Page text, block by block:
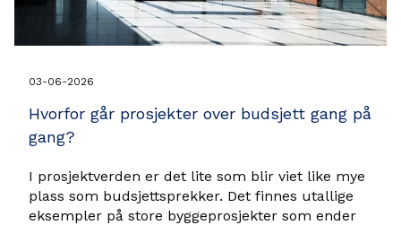
03-06-2026
Hvorfor går prosjekter over budsjett gang på
gang?
I prosjektverden er det lite som blir viet like mye
plass som budsjettsprekker. Det finnes utallige
eksempler på store byggeprosjekter som ender